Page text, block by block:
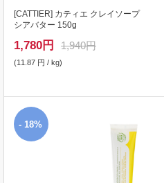
[CATTIER] カティエ クレイソープ
シアバター 150g
1,780円 1,940円
(11.87 円 / kg)
- 18%